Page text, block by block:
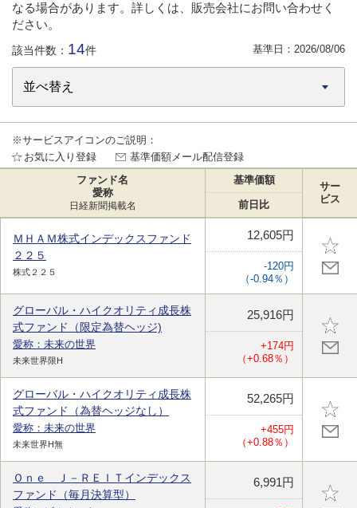
なる場合があります。詳しくは、販売会社にお問い合わせく
ださい。
該当件数： 14件 基準日： 2026/08/06
※サービスアイコンのご説明：
お気に入り登録
基準価額メール配信登録
ファンド名
愛称
日経新聞掲載名
基準価額
サー
ビス
前日比
ＭＨＡＭ株式インデックスファンド
２２５
株式２２５
12,605円
-120円
（-0.94％）
グローバル・ハイクオリティ成長株
式ファンド（限定為替ヘッジ)
愛称：未来の世界
未来世界限H
25,916円
+174円
（+0.68％）
グローバル・ハイクオリティ成長株
式ファンド（為替ヘッジなし）
愛称：未来の世界
未来世界H無
52,265円
+455円
（+0.88％）
Ｏｎｅ Ｊ－ＲＥＩＴインデックス
ファンド（毎月決算型）
6,991円